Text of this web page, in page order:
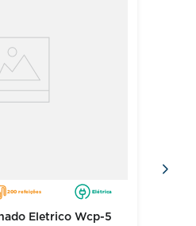
| Profundidade: 65cm
200 refeições Elétrica
Eletrico Wcp-5